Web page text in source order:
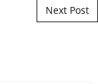
Next Post